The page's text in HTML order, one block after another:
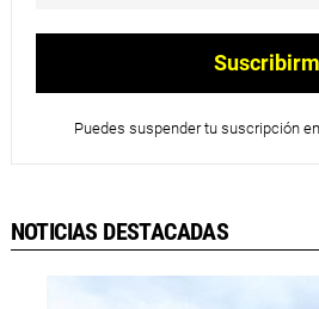
Puedes suspender tu suscripción
NOTICIAS DESTACADAS